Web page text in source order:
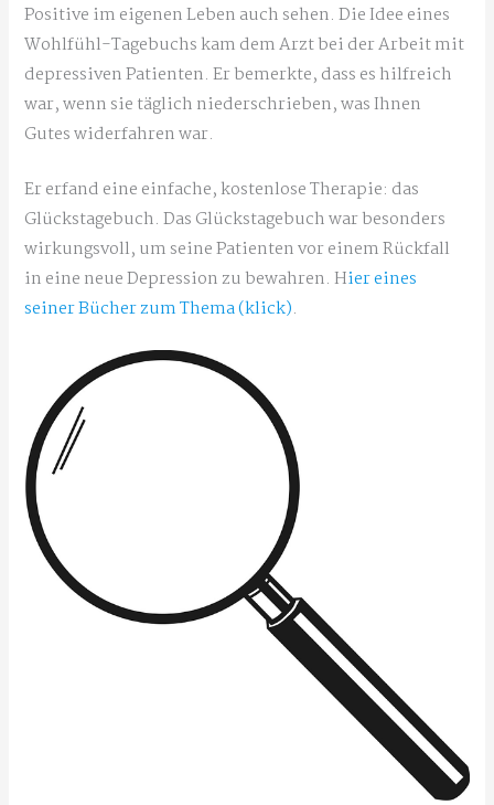
Positive im eigenen Leben auch sehen. Die Idee eines
Wohlfühl-Tagebuchs kam dem Arzt bei der Arbeit mit
depressiven Patienten. Er bemerkte, dass es hilfreich
war, wenn sie täglich niederschrieben, was Ihnen
Gutes widerfahren war.
Er erfand eine einfache, kostenlose Therapie: das
Glückstagebuch. Das Glückstagebuch war besonders
wirkungsvoll, um seine Patienten vor einem Rückfall
in eine neue Depression zu bewahren. Hier eines
seiner Bücher zum Thema (klick).